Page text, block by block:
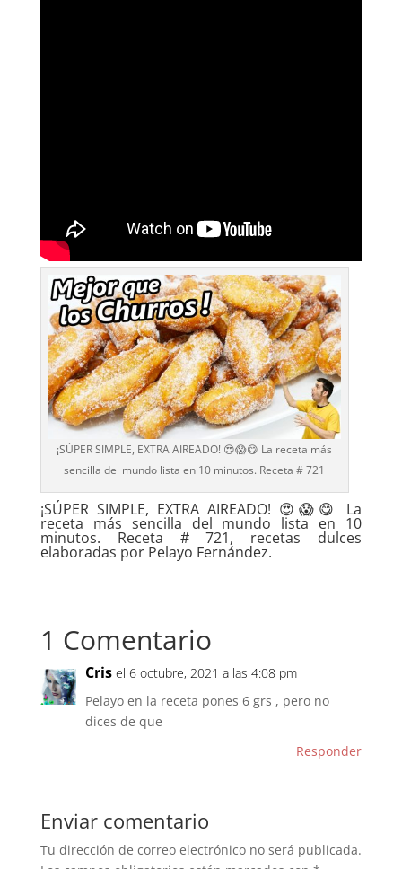
¡SÚPER SIMPLE, EXTRA AIREADO! 😍😱😋 La receta más
sencilla del mundo lista en 10 minutos. Receta # 721
¡SÚPER SIMPLE, EXTRA AIREADO! 😍😱😋 La
receta más sencilla del mundo lista en 10
minutos. Receta # 721, recetas dulces
elaboradas por Pelayo Fernández.
1 Comentario
Cris el 6 octubre, 2021 a las 4:08 pm
Pelayo en la receta pones 6 grs , pero no
dices de que
Responder
Enviar comentario
Tu dirección de correo electrónico no será publicada.